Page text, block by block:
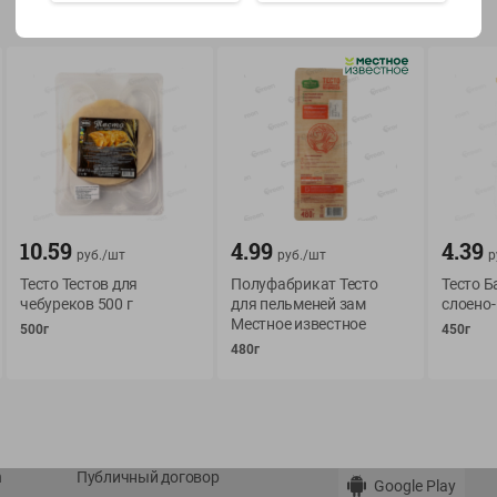
О сервисе
Оплата
Условия доставки
Публичный договор
Мой Green
История покупок
Мои товары
Обратная связь
Google Play
10.59 руб./шт
Тесто Тестов для
чебуреков 500 г
500г
4.99 руб./шт
Полуфабрикат Тесто
для пельменей зам
Местное известное
480г
4.39
Тесто
450г